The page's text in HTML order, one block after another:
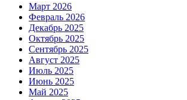
Март 2026
Февраль 2026
Декабрь 2025
Октябрь 2025
Сентябрь 2025
Август 2025
Июль 2025
Июнь 2025
Май 2025